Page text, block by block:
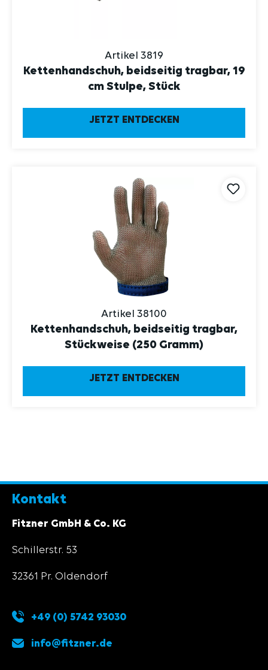
Artikel 3819
Kettenhandschuh, beidseitig tragbar, 19
cm Stulpe, Stück
JETZT ENTDECKEN
Artikel 38100
Kettenhandschuh, beidseitig tragbar,
Stückweise (250 Gramm)
JETZT ENTDECKEN
Kontakt
Fitzner GmbH & Co. KG
Schillerstr. 53
32361 Pr. Oldendorf
+49 (0) 5742 93030
info@fitzner.de